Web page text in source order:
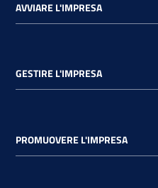
AVVIARE L'IMPRESA
GESTIRE L'IMPRESA
PROMUOVERE L'IMPRESA